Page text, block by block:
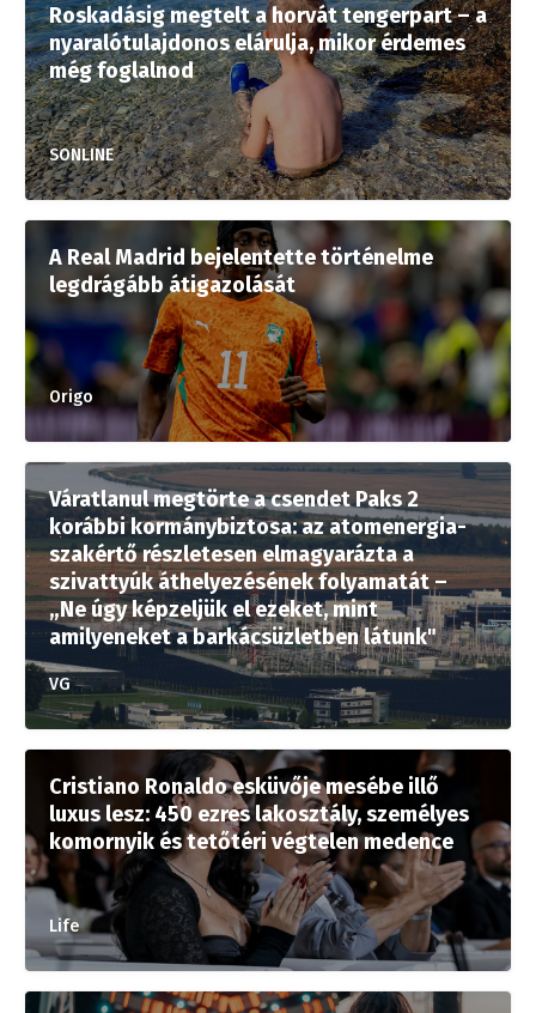
Roskadásig megtelt a horvát tengerpart – a
nyaralótulajdonos elárulja, mikor érdemes
még foglalnod
SONLINE
A Real Madrid bejelentette történelme
legdrágább átigazolását
Origo
Váratlanul megtörte a csendet Paks 2
korábbi kormánybiztosa: az atomenergia-
szakértő részletesen elmagyarázta a
szivattyúk áthelyezésének folyamatát –
„Ne úgy képzeljük el ezeket, mint
amilyeneket a barkácsüzletben látunk"
VG
Cristiano Ronaldo esküvője mesébe illő
luxus lesz: 450 ezres lakosztály, személyes
komornyik és tetőtéri végtelen medence
Life